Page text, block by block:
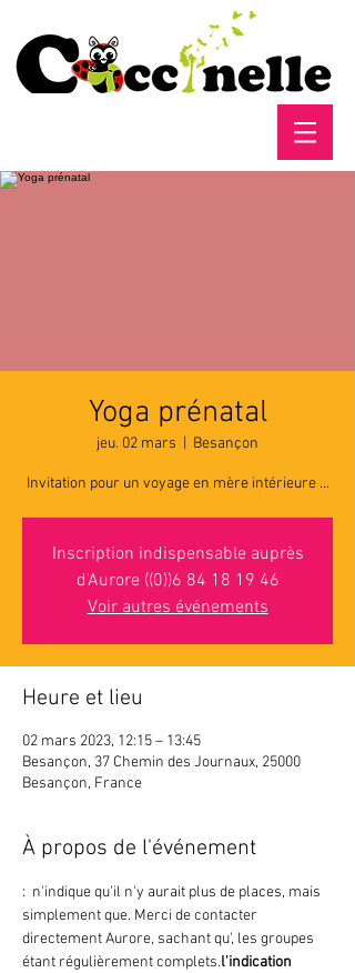
Yoga prénatal
jeu. 02 mars Besançon
Invitation pour un voyage en mère intérieure ...
Inscription indispensable auprès
d'Aurore ((0))6 84 18 19 46
Voir autres événements
Heure et lieu
02 mars 2023, 12:15 – 13:45
Besançon, 37 Chemin des Journaux, 25000
Besançon, France
À propos de l'événement
: n'indique qu'il n'y aurait plus de places, mais
simplement que. Merci de contacter
directement Aurore, sachant qu', les groupes
étant régulièrement complets.l'indication